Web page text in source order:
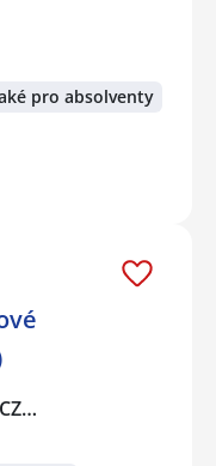
pro absolventy